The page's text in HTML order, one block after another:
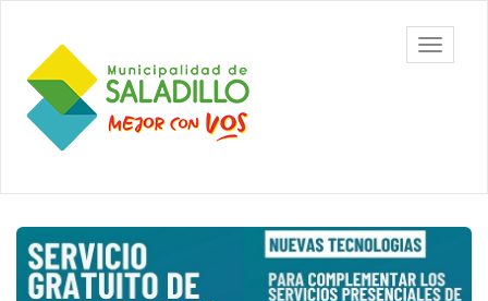
contenido
principal
Municipalidad
de Saladillo
barra
Contenido
principal